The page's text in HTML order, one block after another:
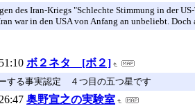
des Iran-Kriegs "Schlechte Stimmung in der
war in den USA von Anfang an unbeliebt.
ボ２ネタ [ボ２]
する事実認定 ４つ目の五つ星です
奥野宣之の実験室